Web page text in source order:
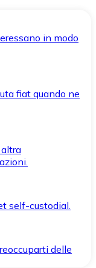
in modo
fiat quando ne
self-custodial.
delle